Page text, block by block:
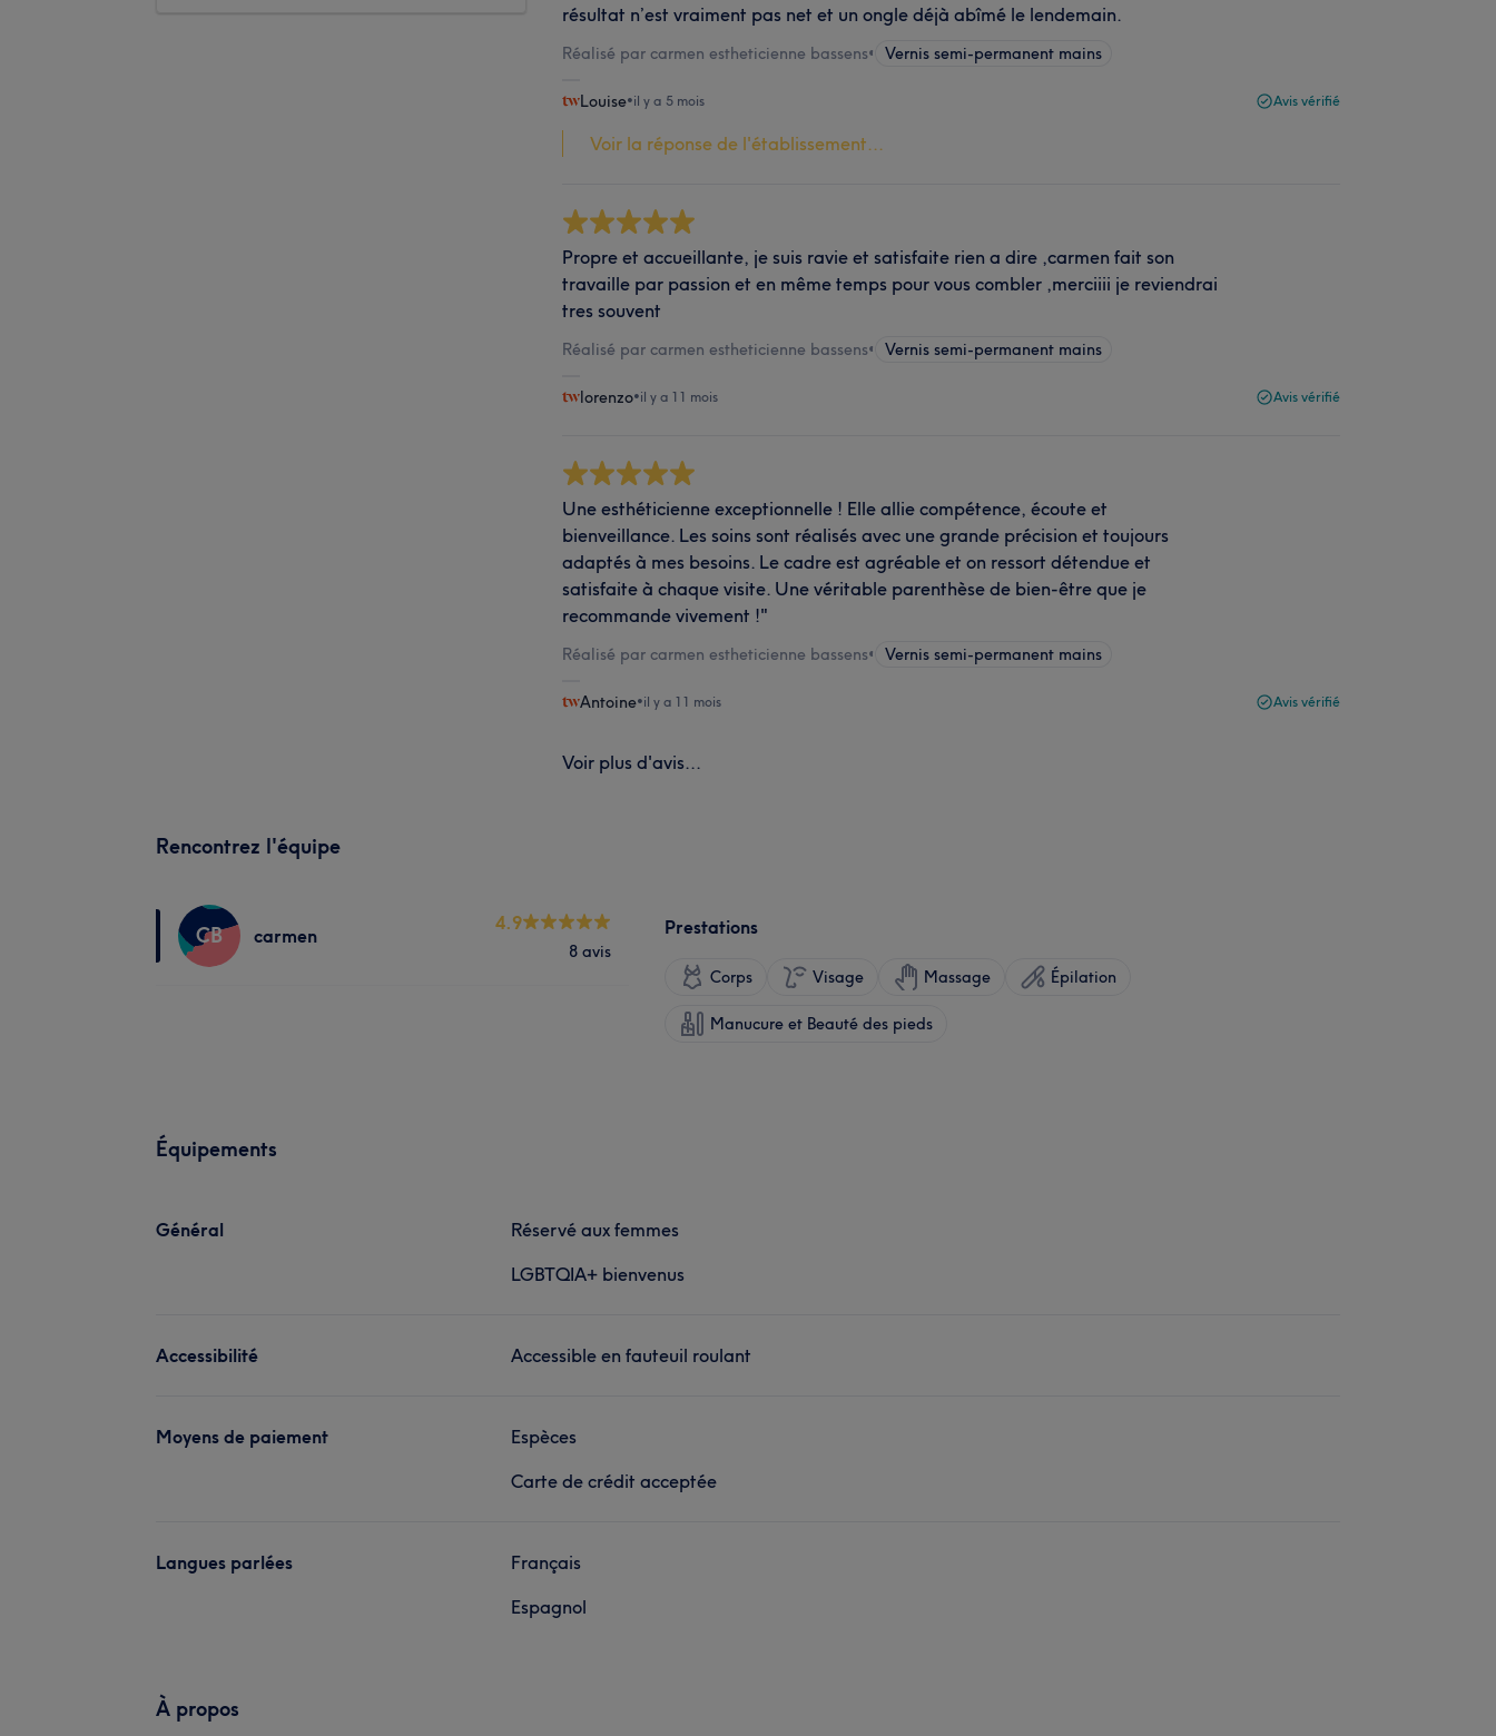
résultat n’est vraiment pas net et un ongle déjà abîmé le lendemain.
Réalisé par carmen estheticienne bassens• Vernis semi-permanent mains
Louise•il y a 5 mois Avis vérifié
Voir la réponse de l'établissement...
Propre et accueillante, je suis ravie et satisfaite rien a dire ,carmen fait son
travaille par passion et en même temps pour vous combler ,merciiii je reviendrai
tres souvent
Réalisé par carmen estheticienne bassens• Vernis semi-permanent mains
lorenzo•il y a 11 mois Avis vérifié
Une esthéticienne exceptionnelle ! Elle allie compétence, écoute et
bienveillance. Les soins sont réalisés avec une grande précision et toujours
adaptés à mes besoins. Le cadre est agréable et on ressort détendue et
satisfaite à chaque visite. Une véritable parenthèse de bien-être que je
recommande vivement !"
Réalisé par carmen estheticienne bassens• Vernis semi-permanent mains
Antoine•il y a 11 mois Avis vérifié
Voir plus d'avis...
Rencontrez l'équipe
CB carmen
4.9
8 avis
Prestations
Corps Visage Massage Épilation
Manucure et Beauté des pieds
Équipements
Général
Réservé aux femmes
LGBTQIA+ bienvenus
Accessibilité Accessible en fauteuil roulant
Moyens de paiement
Espèces
Carte de crédit acceptée
Langues parlées
Français
Espagnol
À propos